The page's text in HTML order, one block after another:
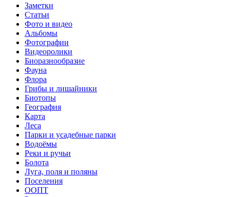
Заметки
Статьи
Фото и видео
Альбомы
Фотографии
Видеоролики
Биоразнообразие
Фауна
Флора
Грибы и лишайники
Биотопы
География
Карта
Леса
Парки и усадебные парки
Водоёмы
Реки и ручьи
Болота
Луга, поля и поляны
Поселения
ООПТ